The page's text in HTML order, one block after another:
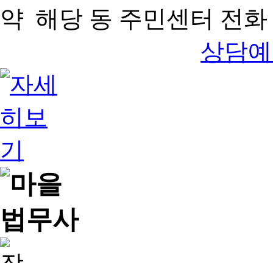
해당 동 주민센터 전
상담